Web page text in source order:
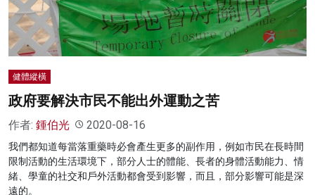
健體縱橫
政府要解決市民不能出外運動之苦
作者: 鍾伯光 2020-08-16
我們都知道每當落重藥時必會產生更多的副作用，例如市民在長時間
限制活動的生活環境下，部分人士的體能、長者的身體活動能力、情
緒、學童的社交和戶外活動都會受到影響，而且，部分影響可能是深
遠的。